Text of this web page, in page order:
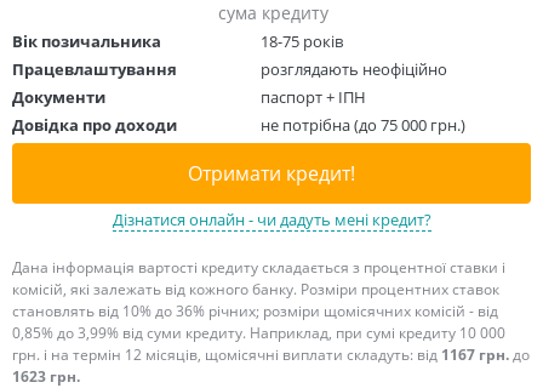
сума кредиту
Вік позичальника
18-75 років
Працевлаштування
розглядають неофіційно
Документи
паспорт + ІПН
Довідка про доходи
не потрібна (до 75 000 грн.)
Отримати кредит!
Дізнатися онлайн - чи дадуть мені кредит?
Дана інформація вартості кредиту складається з процентної ставки і
комісій, які залежать від кожного банку. Розміри процентних ставок
становлять від 10% до 36% річних; розміри щомісячних комісій - від
0,85% до 3,99% від суми кредиту. Наприклад, при сумі кредиту 10 000
грн. і на термін 12 місяців, щомісячні виплати складуть: від 1167 грн.до
1623 грн.